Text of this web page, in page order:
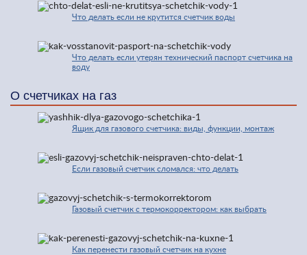
Что делать если не крутится счетчик воды
Что делать если утерян технический паспорт счетчика на
воду
О счетчиках на газ
Ящик для газового счетчика: виды, функции, монтаж
Если газовый счетчик сломался: что делать
Газовый счетчик с термокорректором: как выбрать
Как перенести газовый счетчик на кухне